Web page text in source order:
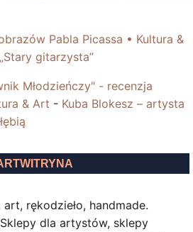
Pabla Picassa • Kultura &
gitarzysta”
Młodzieńczy" - recenzja
& Art - Kuba Blokesz – artysta
rękodzieło, handmade.
Sklepy dla artystów, sklepy